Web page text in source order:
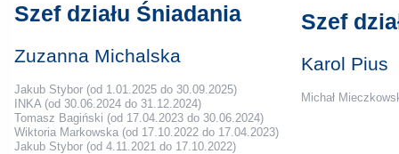
Szef działu Śniadania
Zuzanna Michalska
Jakub Stybor (od 1.01.2025 do 30.09.2025)
INKA (od 30.06.2024 do 31.12.2024)
Tomasz Bagiński (od 17.04.2023 do 30.06.2024)
Wiktoria Markowska (od 17.10.2022 do 17.04.2023)
Jakub Stybor (od 4.11.2021 do 17.10.2022)
Szef
Karol Pius
Michał